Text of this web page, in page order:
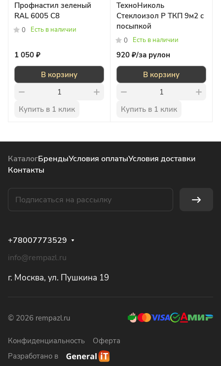
Профнастил зеленый
RAL 6005 С8
0 Есть в наличии
1 050 ₽
В корзину
Купить в 1 клик
ТехноНиколь
Стеклоизол Р ТКП 9м2 с
посыпкой
0 Есть в наличии
920 ₽/за рулон
В корзину
Купить в 1 клик
КаталогБрендыУсловия оплатыУсловия доставки
Контакты
+78007773529
info@rempazl.ru
г. Москва, ул. Пушкина 19
© 2026 rempazl.ru
Конфиденциальность
Оферта
Разработано в